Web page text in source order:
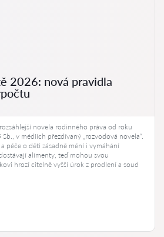
2026: nová pravidla
novela rodinného práva od roku
v médiích přezdívaný „rozvodová novela“.
péče o děti zásadně mění i vymáhání
alimenty, teď mohou svou
hrozí citelně vyšší úrok z prodlení a soud